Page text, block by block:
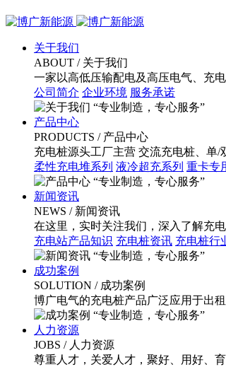
关于我们
ABOUT / 关于我们
一家以高低压输配电及高压电气、充
公司简介 企业环境 服务承诺
“专业制造，专心服务”
产品中心
PRODUCTS / 产品中心
充电桩源头工厂主营 交流充电桩、单/
柔性充电堆系列 液冷超充系列 重卡专
“专业制造，专心服务”
新闻资讯
NEWS / 新闻资讯
在这里，实时关注我们，深入了解充
充电站产品知识 充电桩资讯 充电桩行
“专业制造，专心服务”
成功案例
SOLUTION / 成功案例
博广电气的充电桩产品广泛应用于出
“专业制造，专心服务”
人力资源
JOBS / 人力资源
尊重人才，关爱人才，聚好、用好、